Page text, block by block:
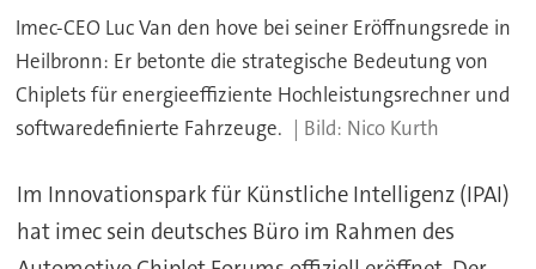
Imec-CEO Luc Van den hove bei seiner Eröffnungsrede in
Heilbronn: Er betonte die strategische Bedeutung von
Chiplets für energieeffiziente Hochleistungsrechner und
softwaredefinierte Fahrzeuge.
Nico Kurth
Im Innovationspark für Künstliche Intelligenz (IPAI)
hat imec sein deutsches Büro im Rahmen des